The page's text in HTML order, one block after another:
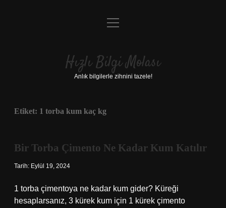
Anasayfa
Yasal Uyarı
menüyü
Hızlı Bilgi Molası
Anlık bilgilerle zihnini tazele!
Etiket: 1 torba kum kaç kg
Bir Torba Çimento Ne Kadar Kum Katılır
Tarih: Eylül 19, 2024
1 torba çimentoya ne kadar kum gider? Küreği
hesaplarsanız, 3 kürek kum için 1 kürek çimento